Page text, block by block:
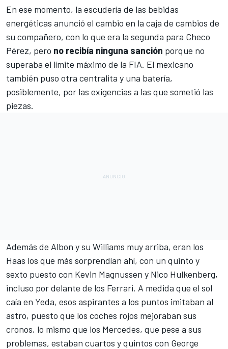
En ese momento, la escudería de las bebidas
energéticas anunció el cambio en la caja de cambios de
su compañero, con lo que era la segunda para Checo
Pérez, pero no recibía ninguna sanción porque no
superaba el límite máximo de la FIA. El mexicano
también puso otra centralita y una batería,
posiblemente, por las exigencias a las que sometió las
piezas.
Además de Albon y su Williams muy arriba, eran los
Haas los que más sorprendían ahí, con un quinto y
sexto puesto con Kevin Magnussen y Nico Hulkenberg,
incluso por delante de los Ferrari. A medida que el sol
caía en Yeda, esos aspirantes a los puntos imitaban al
astro, puesto que los coches rojos mejoraban sus
cronos, lo mismo que los Mercedes, que pese a sus
problemas, estaban cuartos y quintos con George